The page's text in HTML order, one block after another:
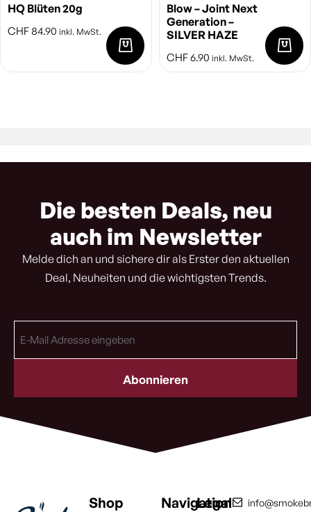
HQ Blüten 20g
CHF 84.90 inkl. MwSt.
Blow – Joint Next
Generation –
SILVER HAZE
CHF6.90 inkl. MwSt.
Die besten Deals, neu
auch im Newsletter
Melde dich an und sichere dir als Erster den aktuellen
Deal, Neuheiten und die wichtigsten Trends.
Mail
Shop Navigation
Legal